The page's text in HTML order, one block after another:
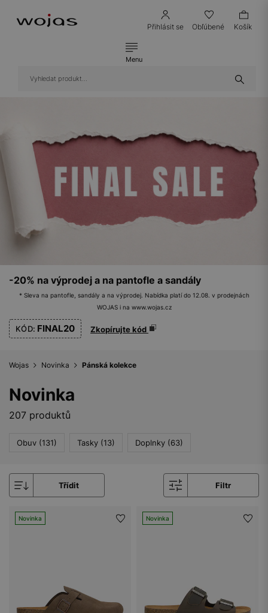
Přihlásit se Obľúbené Košík
Menu
-20% na výprodej a na pantofle a sandály
* Sleva na pantofle, sandály a na výprodej. Nabídka platí do 12.08. v prodejnách
WOJAS i na www.wojas.cz
KÓD: FINAL20 Zkopírujte kód
Wojas Novinka Pánská kolekce
Novinka
207 produktů
Obuv (131) Tasky (13) Doplnky (63)
Třídit Filtr
Novinka Novinka